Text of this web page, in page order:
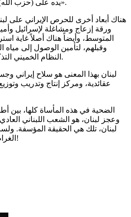
يده على (حزب الله) فهو يخدم إسرائيل وأميركا».
هناك أبعاد أخرى للحرص الإيراني على
ورقة إزعاج ومشاغلة لإسرائيل
المتوسط، وأيضاً هناك أصلاً غاية
وقبلهم، لتأمين الوصول إلى مياه
النظام الخميني التذكير بهذا الحلم القومي التليد.
لبنان بهذا المعنى هو سلاح إيراني
عقائدية، ومركز إنتاج وتدريب
الضحية في هذه المأساة كلها، بين
وعجز لبنان، هو الشعب اللبناني
لبنان، تلك هي الحقيقة المؤسفة.
الغرام الإيراني: من الحب ما قتل!